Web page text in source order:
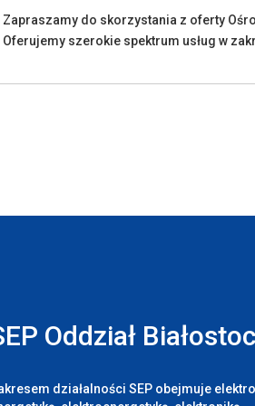
Zapraszamy do skorzystania z oferty
Oferujemy szerokie spektrum usług w
Oddział
działalności SEP obejmuje